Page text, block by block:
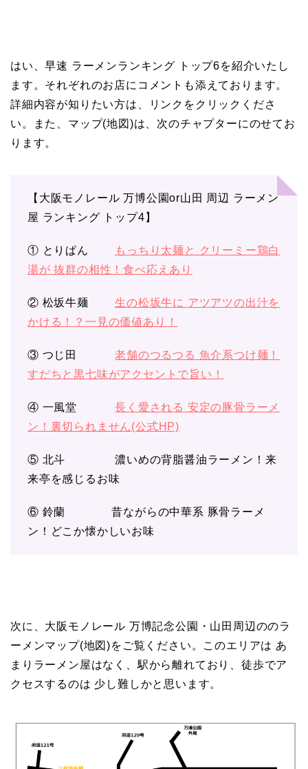
はい、早速 ラーメンランキング トップ6を紹介いたし
ます。それぞれのお店にコメントも添えております。
詳細内容が知りたい方は、リンクをクリックくださ
い。また、マップ(地図)は、次のチャプターにのせてお
ります。
【大阪モノレール 万博公園or山田 周辺 ラーメン
屋 ランキング トップ4】
① とりぱん
もっちり太麺と クリーミー鶏白
湯が 抜群の相性！食べ応えあり
② 松坂牛麺生の松坂牛に アツアツの出汁を
かける！？一見の価値あり！
③ つじ田老舗のつるつる 魚介系つけ麺！
すだちと黒七味がアクセントで旨い！
④ 一風堂長く愛される 安定の豚骨ラーメ
ン！裏切られません(公式HP)
⑤ 北斗 濃いめの背脂醤油ラーメン！来
来亭を感じるお味
⑥ 鈴蘭 昔ながらの中華系 豚骨ラーメ
ン！どこか懐かしいお味
次に、大阪モノレール 万博記念公園・山田周辺ののラ
ーメンマップ(地図)をご覧ください。このエリアは あ
まりラーメン屋はなく、駅から離れており、徒歩でア
クセスするのは 少し難しかと思います。